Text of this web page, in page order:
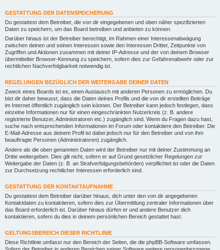
GESTATTUNG DER DATENSPEICHERUNG
Du gestattest dem Betreiber, die von dir eingegebenen und oben näher spezifizierten
Daten zu speichern, um das Board betreiben und anbieten zu können.
Darüber hinaus ist der Betreiber berechtigt, im Rahmen einer Interessenabwägung
zwischen deinen und seinen Interessen sowie den Interessen Dritter, Zeitpunkte von
Zugriffen und Aktionen zusammen mit deiner IP-Adresse und der von deinem Browser
übermittelter Browser-Kennung zu speichern, sofern dies zur Gefahrenabwehr oder zur
rechtlichen Nachverfolgbarkeit notwendig ist.
REGELUNGEN BEZÜGLICH DER WEITERGABE DEINER DATEN
Zweck eines Boards ist es, einen Austausch mit anderen Personen zu ermöglichen. Du
bist dir daher bewusst, dass die Daten deines Profils und die von dir erstellten Beiträge
im Internet öffentlich zugänglich sein können. Der Betreiber kann jedoch festlegen, dass
einzelne Informationen nur für einen eingeschränkten Nutzerkreis (z. B. andere
registrierte Benutzer, Administratoren etc.) zugänglich sind. Wenn du Fragen dazu hast,
suche nach entsprechenden Informationen im Forum oder kontaktiere den Betreiber. Die
E-Mail-Adresse aus deinem Profil ist dabei jedoch nur für den Betreiber und von ihm
beauftragte Personen (Administratoren) zugänglich.
Andere als die oben genannten Daten wird der Betreiber nur mit deiner Zustimmung an
Dritte weitergeben. Dies gilt nicht, sofern er auf Grund gesetzlicher Regelungen zur
Weitergabe der Daten (z. B. an Strafverfolgungsbehörden) verpflichtet ist oder die Daten
zur Durchsetzung rechtlicher Interessen erforderlich sind.
GESTATTUNG DER KONTAKTAUFNAHME
Du gestattest dem Betreiber darüber hinaus, dich unter den von dir angegebenen
Kontaktdaten zu kontaktieren, sofern dies zur Übermittlung zentraler Informationen über
das Board erforderlich ist. Darüber hinaus dürfen er und andere Benutzer dich
kontaktieren, sofern du dies in deinem persönlichen Bereich gestattet hast.
GELTUNGSBEREICH DIESER RICHTLINIE
Diese Richtlinie umfasst nur den Bereich der Seiten, die die phpBB-Software umfassen.
Sofern der Betreiber in anderen Bereichen seiner Software weitere personenbezogene